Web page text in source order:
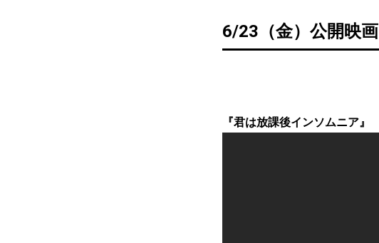
6/23（金）公開映画
『君は放課後インソムニア』